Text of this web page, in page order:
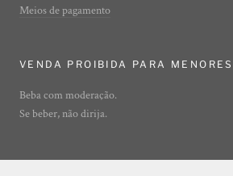
Meios de pagamento
VENDA PROIBIDA PARA
Beba com moderação.
Se beber, não dirija.